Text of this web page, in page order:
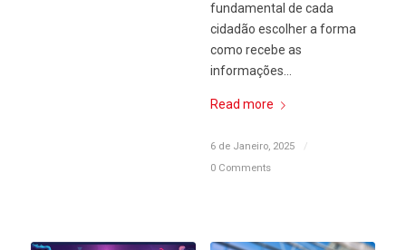
fundamental de cada
cidadão escolher a forma
como recebe as
informações…
Read more
6 de Janeiro, 2025
/
0 Comments